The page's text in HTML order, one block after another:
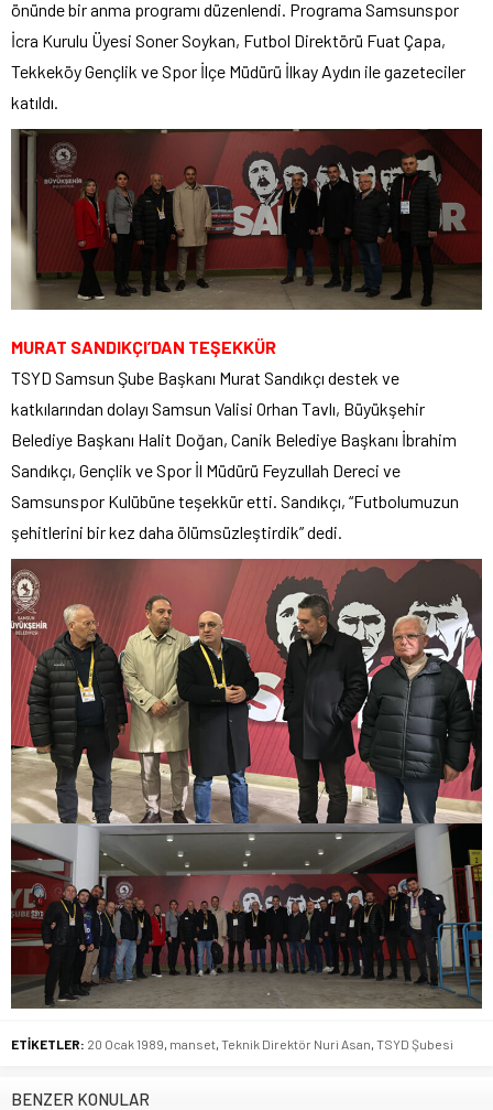
önünde bir anma programı düzenlendi. Programa Samsunspor
İcra Kurulu Üyesi Soner Soykan, Futbol Direktörü Fuat Çapa,
Tekkeköy Gençlik ve Spor İlçe Müdürü İlkay Aydın ile gazeteciler
katıldı.
MURAT SANDIKÇI’DAN TEŞEKKÜR
TSYD Samsun Şube Başkanı Murat Sandıkçı destek ve
katkılarından dolayı Samsun Valisi Orhan Tavlı, Büyükşehir
Belediye Başkanı Halit Doğan, Canik Belediye Başkanı İbrahim
Sandıkçı, Gençlik ve Spor İl Müdürü Feyzullah Dereci ve
Samsunspor Kulübüne teşekkür etti. Sandıkçı, “Futbolumuzun
şehitlerini bir kez daha ölümsüzleştirdik” dedi.
ETİKETLER: 20 Ocak 1989 manset Teknik Direktör Nuri Asan TSYD Şubesi
BENZER KONULAR